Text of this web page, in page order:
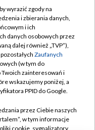
wyrazić zgody na
i zbierania danych,
i ich
danych osobowych przez
dalej również „TVP”),
Zaufanych
(w tym do
zainteresowań i
wskazujemy poniżej, a
PPID do Google.
przez Ciebie naszych
w tym informacje
cookie, sygnalizatory